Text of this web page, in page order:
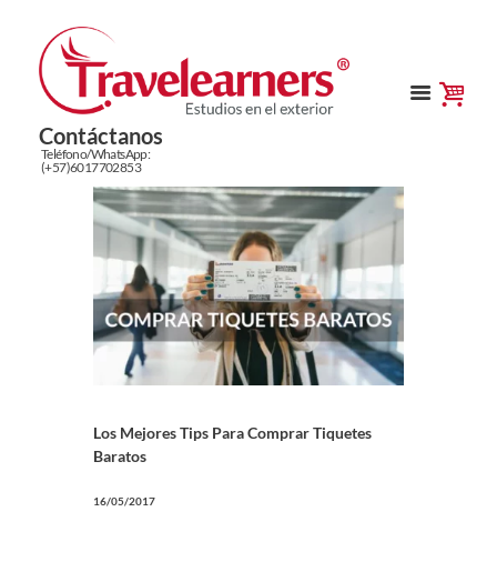
Contáctanos
Teléfono/WhatsApp:
(+57)6017702853
Los Mejores Tips Para Comprar Tiquetes
Baratos
16/05/2017